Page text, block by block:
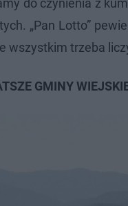
do czynienia z
„Pan Lotto”
wszystkim trzeba
GMINY